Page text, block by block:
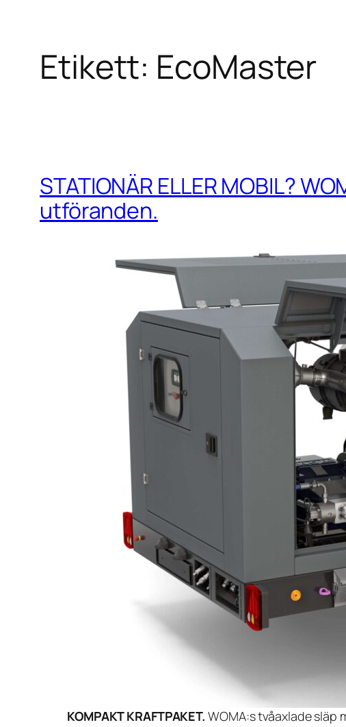
HoppaEtikett: EcoMaster
STATIONÄR ELLER MOBIL?
utföranden.
KOMPAKT KRAFTPAKET. WOMA:s tvåaxlade släp